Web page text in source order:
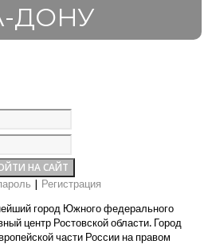
ДОНУ
Регистрация
город Южного федерального
центр Ростовской области. Город
части России на правом